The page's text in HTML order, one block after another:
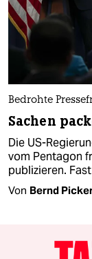
Bedrohte
Sachen
Die US-
vom Pentagon
publizieren.
Von Bernd